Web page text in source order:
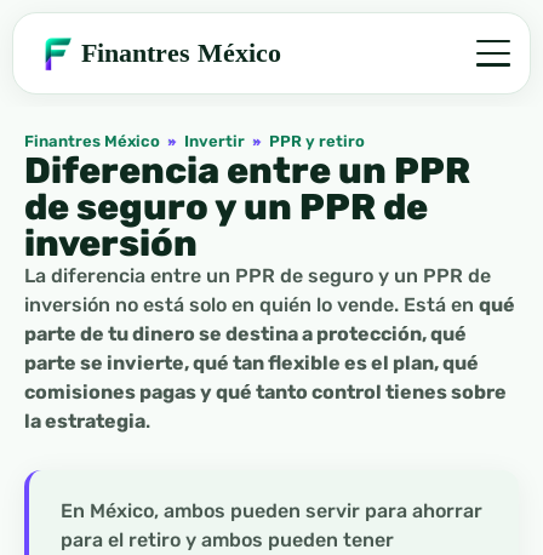
Finantres México
Finantres México » Invertir » PPR y retiro
Diferencia entre un PPR
de seguro y un PPR de
inversión
La diferencia entre un PPR de seguro y un PPR de
inversión no está solo en quién lo vende. Está en qué
parte de tu dinero se destina a protección, qué
parte se invierte, qué tan flexible es el plan, qué
comisiones pagas y qué tanto control tienes sobre
la estrategia.
En México, ambos pueden servir para ahorrar
para el retiro y ambos pueden tener